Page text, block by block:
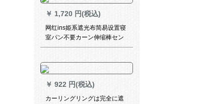
洋風寝室リングパターンのリ
ングパスは30条のシンパチに
128面のペンダトを付けま
す。
￥ 1,720 円(税込)
网红ins姫系遮光布简易设置寝
室パン不要カーン伸缩棒セン
小窓短幅2.0*高さ1.5枚の紫の
棒送り)
￥ 922 円(税込)
カーリングリングは完全に遮